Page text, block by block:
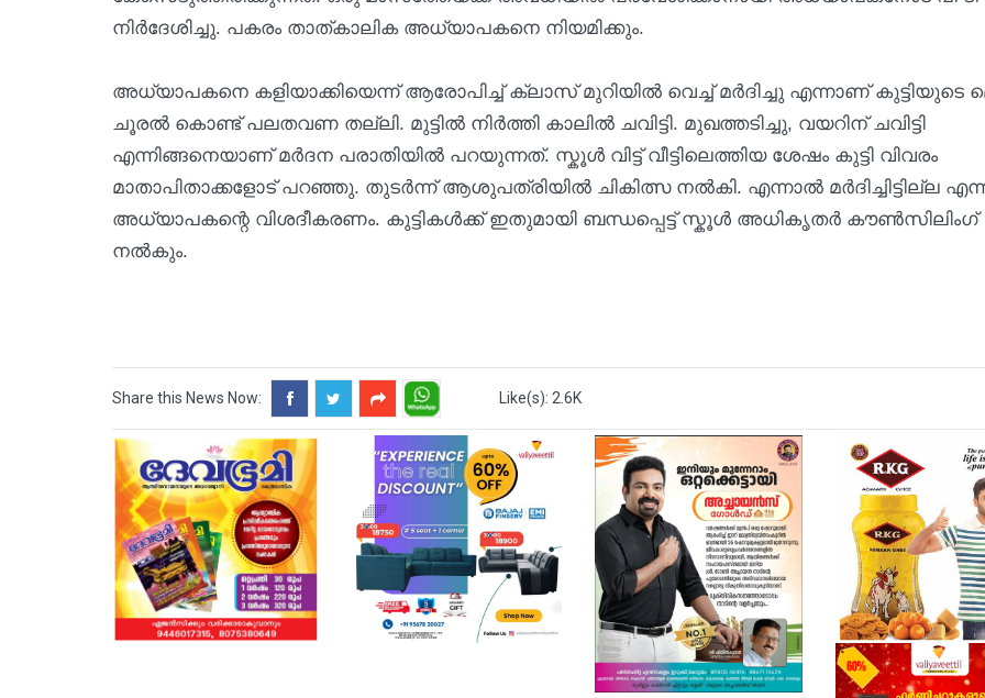
നിർദേശിച്ചു. പകരം താത്കാലിക അധ്യാപകനെ നിയമിക്കും.
അധ്യാപകനെ കളിയാക്കിയെന്ന് ആരോപിച്ച് ക്ലാസ് മുറിയിൽ വെച്ച് മർദിച്ചു എന്നാണ് കുട്ടിയുടെ
ചൂരൽ കൊണ്ട് പലതവണ തല്ലി. മുട്ടിൽ നിർത്തി കാലിൽ ചവിട്ടി. മുഖത്തടിച്ചു, വയറിന് ചവിട്ടി
എന്നിങ്ങനെയാണ് മർദന പരാതിയിൽ പറയുന്നത്. സ്കൂൾ വിട്ട് വീട്ടിലെത്തിയ ശേഷം കുട്ടി വിവരം
മാതാപിതാക്കളോട് പറഞ്ഞു. തുടർന്ന് ആശുപത്രിയിൽ ചികിത്സ നൽകി. എന്നാൽ മർദിച്ചിട്ടില്ല
അധ്യാപകന്റെ വിശദീകരണം. കുട്ടികൾക്ക് ഇതുമായി ബന്ധപ്പെട്ട് സ്കൂൾ അധികൃതർ കൗൺസിലിംഗ്
നൽകും.
Share this News Now: Like(s): 2.6K